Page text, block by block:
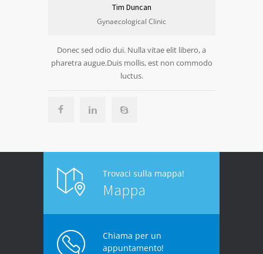
Tim Duncan
Gynaecological Clinic
Donec sed odio dui. Nulla vitae elit libero, a
pharetra augue.Duis mollis, est non commodo
luctus.
Trovaci sulla mappa!
Mappa
Chiama per un
appuntamento!